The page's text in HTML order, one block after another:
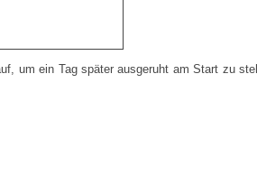
um ein Tag später ausgeruht am Start zu